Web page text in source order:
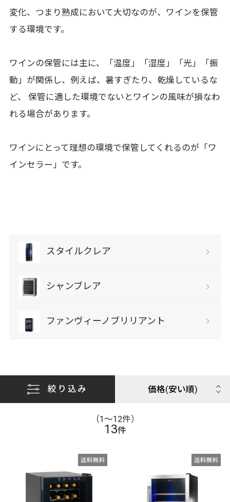
変化、つまり熟成において大切なのが、ワインを保管
する環境です。
ワインの保管には主に、「温度」「湿度」「光」「振
動」が関係し、例えば、暑すぎたり、乾燥しているな
ど、 保管に適した環境でないとワインの風味が損なわ
れる場合があります。
ワインにとって理想の環境で保管してくれるのが「ワ
インセラー」です。
スタイルクレア
シャンブレア
ファンヴィーノブリリアント
絞り込み
（1〜12件）
13件